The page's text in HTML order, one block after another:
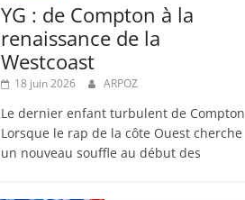
YG : de Compton à la
renaissance de la
Westcoast
18 juin 2026 ARPOZ
Le dernier enfant turbulent de Compton
Lorsque le rap de la côte Ouest cherche
un nouveau souffle au début des